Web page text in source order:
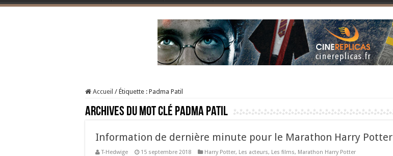
Accueil / Étiquette : Padma Patil
Archives du mot clé Padma Patil
Information de dernière minute pour le Marathon Harry Potter
T-Hedwige 15 septembre 2018 Harry Potter, Les acteurs, Les films, Marathon Harry Potter